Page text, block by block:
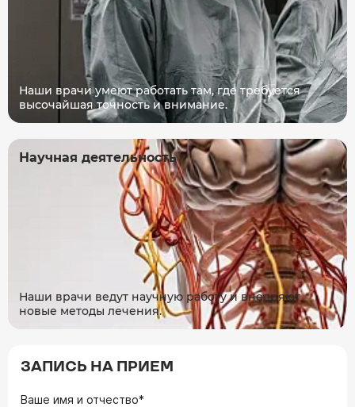
Наши врачи умеют работать там, где требуется
высочайшая точность и внимание.
Научная деятельность
Наши врачи ведут научную работу и внедряют
новые методы лечения.
ЗАПИСЬ НА ПРИЕМ
Ваше имя и отчество*